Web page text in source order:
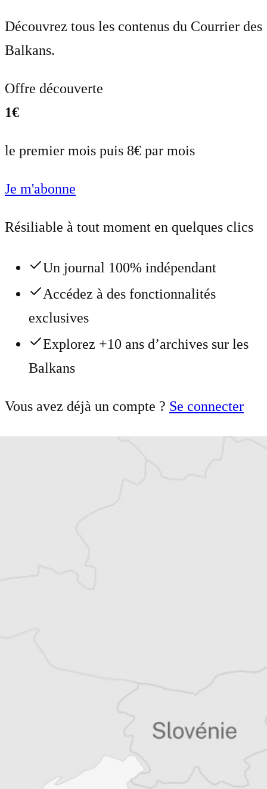
Découvrez tous les contenus du Courrier des
Balkans.
Offre découverte
1€
le premier mois puis 8€ par mois
Je m'abonne
Résiliable à tout moment en quelques clics
Un journal 100% indépendant
Accédez à des fonctionnalités
exclusives
Explorez +10 ans d’archives sur les
Balkans
Vous avez déjà un compte ? Se connecter